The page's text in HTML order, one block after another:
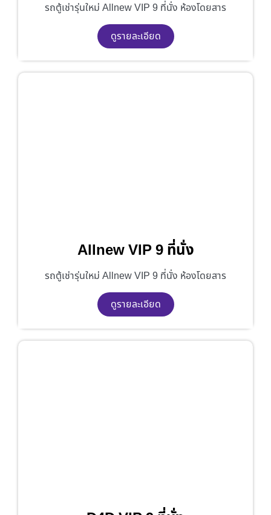
รถตู้เช่ารุ่นใหม่ Allnew VIP 9 ที่นั่ง ห้องโดยสาร
ดูรายละเอียด
Allnew VIP 9 ที่นั่ง
รถตู้เช่ารุ่นใหม่ Allnew VIP 9 ที่นั่ง ห้องโดยสาร
ดูรายละเอียด